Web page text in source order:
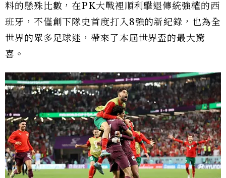
料的懸殊比數，在PK大戰裡順利擊退傳統強權的西
班牙，不僅創下隊史首度打入8強的新紀錄，也為全
世界的眾多足球迷，帶來了本屆世界盃的最大驚
喜。